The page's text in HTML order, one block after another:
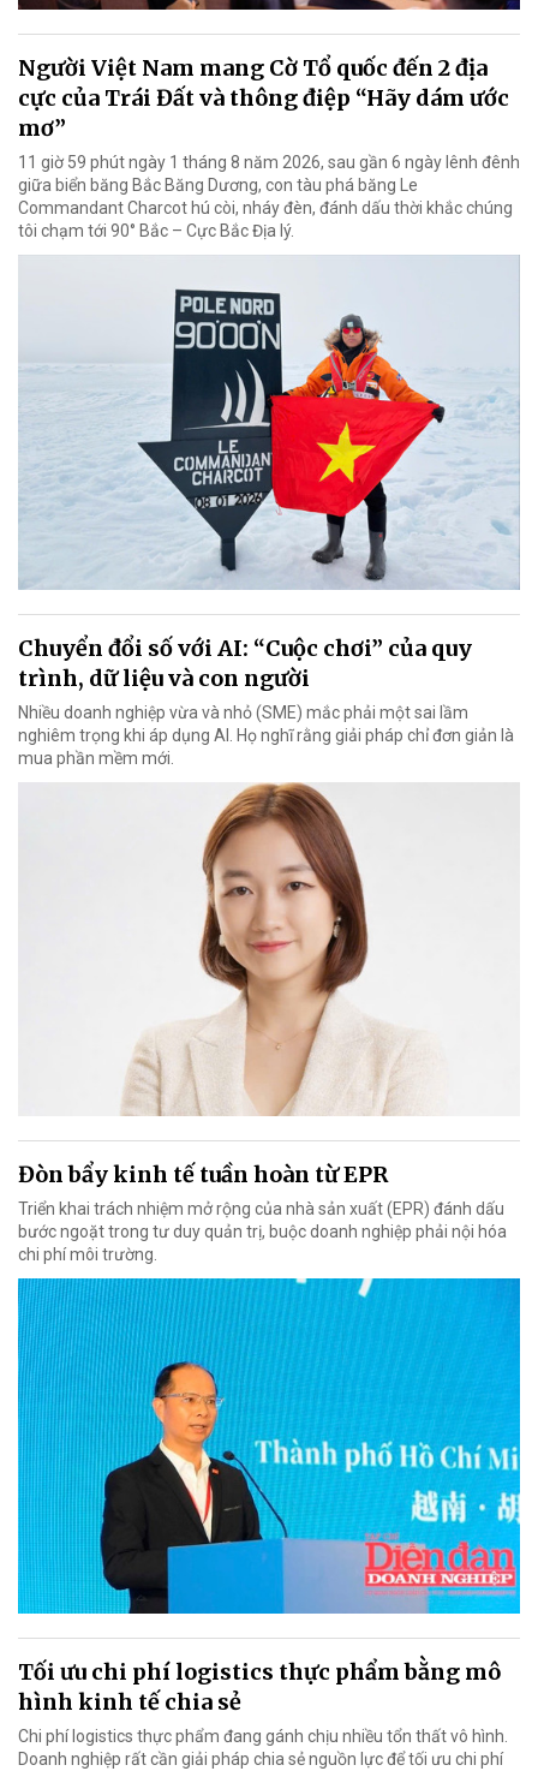
Người Việt Nam mang Cờ Tổ quốc đến 2 địa
cực của Trái Đất và thông điệp “Hãy dám ước
mơ”
11 giờ 59 phút ngày 1 tháng 8 năm 2026, sau gần 6 ngày lênh đênh
giữa biển băng Bắc Băng Dương, con tàu phá băng Le
Commandant Charcot hú còi, nháy đèn, đánh dấu thời khắc chúng
tôi chạm tới 90° Bắc – Cực Bắc Địa lý.
Chuyển đổi số với AI: “Cuộc chơi” của quy
trình, dữ liệu và con người
Nhiều doanh nghiệp vừa và nhỏ (SME) mắc phải một sai lầm
nghiêm trọng khi áp dụng AI. Họ nghĩ rằng giải pháp chỉ đơn giản là
mua phần mềm mới.
Đòn bẩy kinh tế tuần hoàn từ EPR
Triển khai trách nhiệm mở rộng của nhà sản xuất (EPR) đánh dấu
bước ngoặt trong tư duy quản trị, buộc doanh nghiệp phải nội hóa
chi phí môi trường.
Tối ưu chi phí logistics thực phẩm bằng mô
hình kinh tế chia sẻ
Chi phí logistics thực phẩm đang gánh chịu nhiều tổn thất vô hình.
Doanh nghiệp rất cần giải pháp chia sẻ nguồn lực để tối ưu chi phí